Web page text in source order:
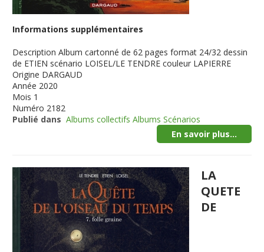
Informations supplémentaires
Description Album cartonné de 62 pages format 24/32 dessin
de ETIEN scénario LOISEL/LE TENDRE couleur LAPIERRE
Origine DARGAUD
Année 2020
Mois 1
Numéro 2182
Publié dans Albums collectifs Albums Scénarios
En savoir plus...
LA
QUETE
DE